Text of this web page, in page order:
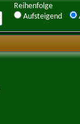
Reihenfolge
Aufsteigend